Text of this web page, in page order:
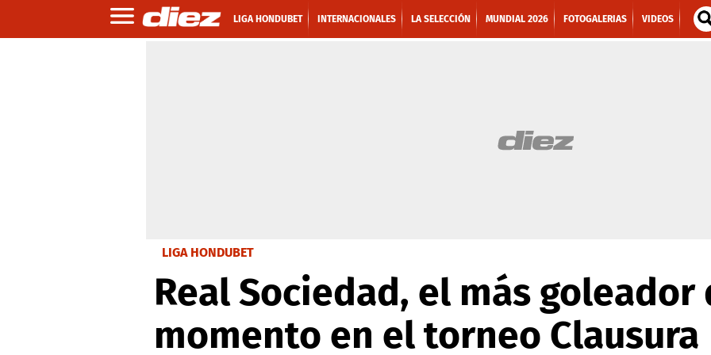
LIGA HONDUBET INTERNACIONALES LA SELECCIÓN MUNDIAL 2026 FOTOGALERIAS VIDEOS
LIGA HONDUBET
Real Sociedad, el más goleador
momento en el torneo Clausura